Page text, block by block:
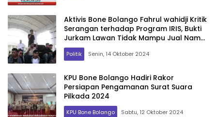
Aktivis Bone Bolango Fahrul wahidji Kritik
Serangan terhadap Program IRIS, Bukti
Jurkam Lawan Tidak Mampu Jual Nama
Paslon Sendiri
Politik Senin, 14 Oktober 2024
KPU Bone Bolango Hadiri Rakor
Persiapan Pengamanan Surat Suara
Pilkada 2024
KPU Bone Bolango Sabtu, 12 Oktober 2024